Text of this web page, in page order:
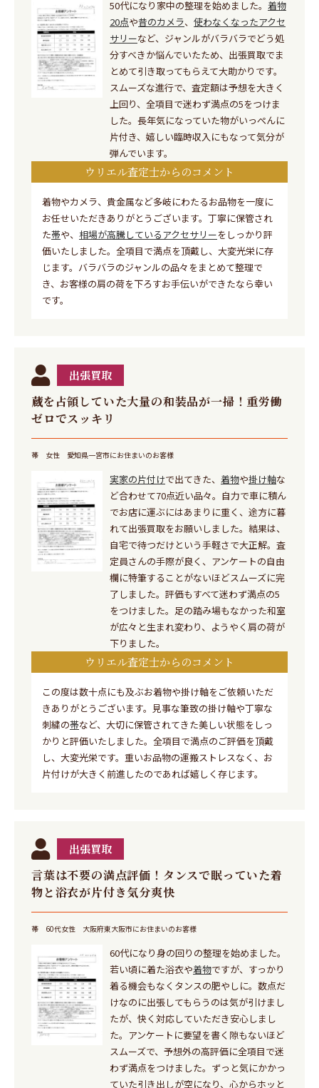
50代になり家中の整理を始めました。 着物
20点や昔のカメラ、 使わなくなったアクセ
サリーなど、ジャンルがバラバラでどう処
分すべきか悩んでいたため、出張買取でま
とめて引き取ってもらえて大助かりです。
スムーズな進行で、査定額は予想を大きく
上回り、全項目で迷わず満点の5をつけま
した。長年気になっていた物がいっぺんに
片付き、嬉しい臨時収入にもなって気分が
弾んでいます。
ウリエル査定士からのコメント
着物やカメラ、貴金属など多岐にわたるお品物を一度に
お任せいただきありがとうございます。丁寧に保管され
た帯や、 相場が高騰しているアクセサリーをしっかり評
価いたしました。全項目で満点を頂戴し、大変光栄に存
じます。バラバラのジャンルの品々をまとめて整理で
き、お客様の肩の荷を下ろすお手伝いができたなら幸い
です。
蔵を占領していた大量の和装品が一掃！重労働
ゼロでスッキリ
出張買取
帯 女性 愛知県一宮市にお住まいのお客様
実家の片付けで出てきた、 着物や掛け軸な
ど合わせて70点近い品々。自力で車に積ん
でお店に運ぶにはあまりに重く、途方に暮
れて出張買取をお願いしました。結果は、
自宅で待つだけという手軽さで大正解。査
定員さんの手際が良く、アンケートの自由
欄に特筆することがないほどスムーズに完
了しました。評価もすべて迷わず満点の5
をつけました。足の踏み場もなかった和室
が広々と生まれ変わり、ようやく肩の荷が
下りました。
ウリエル査定士からのコメント
この度は数十点にも及ぶお着物や掛け軸をご依頼いただ
きありがとうございます。見事な筆致の掛け軸や丁寧な
刺繍の帯など、大切に保管されてきた美しい状態をしっ
かりと評価いたしました。全項目で満点のご評価を頂戴
し、大変光栄です。重いお品物の運搬ストレスなく、お
片付けが大きく前進したのであれば嬉しく存じます。
言葉は不要の満点評価！タンスで眠っていた着
物と浴衣が片付き気分爽快
出張買取
帯 60代女性 大阪府東大阪市にお住まいのお客様
60代になり身の回りの整理を始めました。
若い頃に着た浴衣や着物ですが、すっかり
着る機会もなくタンスの肥やしに。数点だ
けなのに出張してもらうのは気が引けまし
たが、快く対応していただき安心しまし
た。アンケートに要望を書く隙もないほど
スムーズで、予想外の高評価に全項目で迷
わず満点をつけました。ずっと気にかかっ
ていた引き出しが空になり、心からホッと